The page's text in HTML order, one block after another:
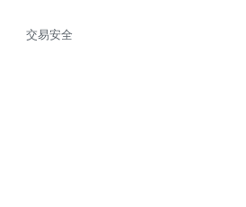
交易安全